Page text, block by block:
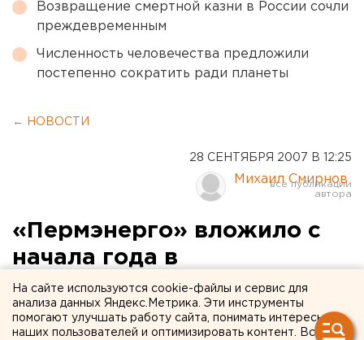
Возвращение смертной казни в России сочли
преждевременным
Численность человечества предложили
постепенно сократить ради планеты
← НОВОСТИ
28 СЕНТЯБРЯ 2007 В 12:25
Михаил Смирнов
«Пермэнерго» вложило с
начала года в
строительство и
модернизацию
На сайте используются cookie-файлы и сервис для
анализа данных Яндекс.Метрика. Эти инструменты
помогают улучшать работу сайта, понимать интересы
наших пользователей и оптимизировать контент. Вся